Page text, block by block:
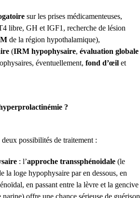
sur les prises médicamenteuses,
libre, GH et IGF1, recherche de lésion
de la région hypothalamique),
(IRM hypophysaire, évaluation globale
éventuellement, fond d’œil et
?
deux possibilités de traitement :
: l’approche transsphénoidale (le
la loge hypophysaire par en dessous, en
en passant entre la lèvre et la gencive
offre une chance sérieuse de guérison